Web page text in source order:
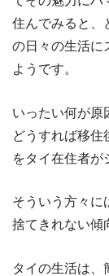
住んでみると、
の日々の生活に
ようです。
いったい何が原
どうすれば移住
をタイ在住者が
そういう方々に
捨てきれない傾
タイの生活は、